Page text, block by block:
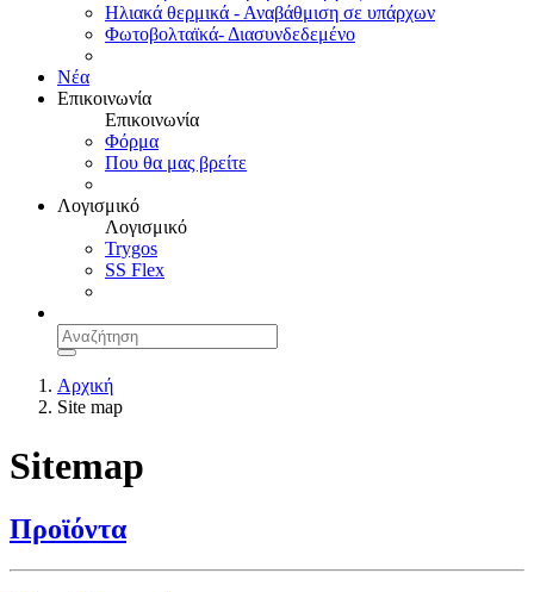
Ηλιακά θερμικά - Αναβάθμιση σε υπάρχων
Φωτοβολταϊκά- Διασυνδεδεμένο
Νέα
Επικοινωνία
Επικοινωνία
Φόρμα
Που θα μας βρείτε
Λογισμικό
Λογισμικό
Trygos
SS Flex
Αρχική
Site map
Sitemap
Προϊόντα